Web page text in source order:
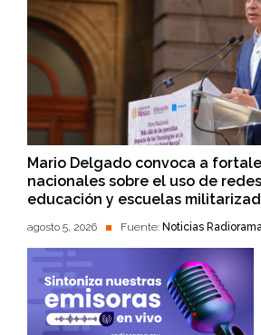
Mario Delgado convoca a
nacionales sobre el uso de
educación y escuelas
agosto 5, 2026 Fuente: Noticias